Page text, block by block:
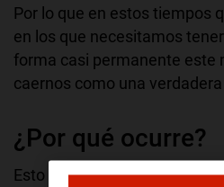
Por lo que en estos tiempos
en los que necesitamos
forma casi permanente este
caernos como una
¿Por qué ocurre?
Esto no se debe a una única